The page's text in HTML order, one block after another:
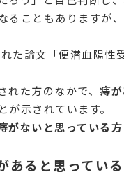
ることもありますが
た論文「便潜血陽
れた方のなかで、痔
が示されています。
がないと思っている
あると思ってい